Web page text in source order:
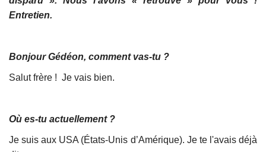
Entretien.
Bonjour Gédéon, comment vas-tu ?
Salut frère ! Je vais bien.
Où es-tu actuellement ?
Je suis aux USA (États-Unis d’Amérique). Je te l'avais déjà